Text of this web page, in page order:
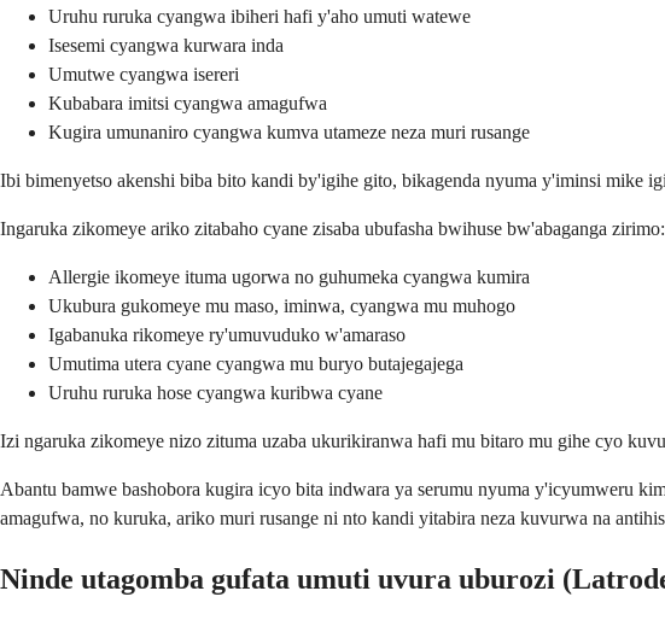
Uruhu ruruka cyangwa ibiheri hafi y'aho umuti watewe
Isesemi cyangwa kurwara inda
Umutwe cyangwa isereri
Kubabara imitsi cyangwa amagufwa
Kugira umunaniro cyangwa kumva utameze neza muri rusange
Ibi bimenyetso akenshi biba bito kandi by'igihe gito, bikagenda nyuma y'iminsi mike
Ingaruka zikomeye ariko zitabaho cyane zisaba ubufasha bwihuse bw'abaganga zirimo:
Allergie ikomeye ituma ugorwa no guhumeka cyangwa kumira
Ukubura gukomeye mu maso, iminwa, cyangwa mu muhogo
Igabanuka rikomeye ry'umuvuduko w'amaraso
Umutima utera cyane cyangwa mu buryo butajegajega
Uruhu ruruka hose cyangwa kuribwa cyane
Izi ngaruka zikomeye nizo zituma uzaba ukurikiranwa hafi mu bitaro mu gihe cyo
Abantu bamwe bashobora kugira icyo bita indwara ya serumu nyuma y'icyumweru
amagufwa, no kuruka, ariko muri rusange ni nto kandi yitabira neza kuvurwa na
Ninde utagomba gufata umuti uvura uburozi